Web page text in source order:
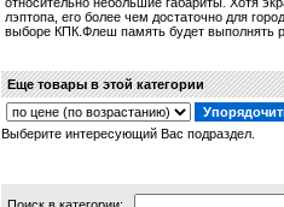
лэптопа, его более чем достаточно для
выборе КПК.Флеш память будет выполнять
Еще товары в этой категории
Выберите интересующий Вас подраздел.
Поиск в категории: